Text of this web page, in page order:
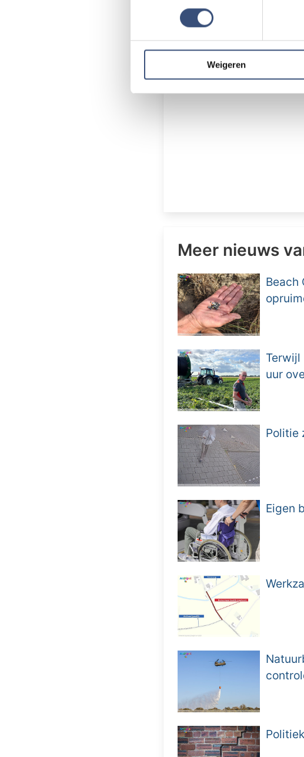
toestemming op elk moment wijzigen
websiteverkeer te analyseren. Ook
media, adverteren en analyse. Deze
verstrekt of die ze hebben verzameld
Weigeren
Door Internetredactie
Meer nieuws
Beach
uur
Politie
Eigen